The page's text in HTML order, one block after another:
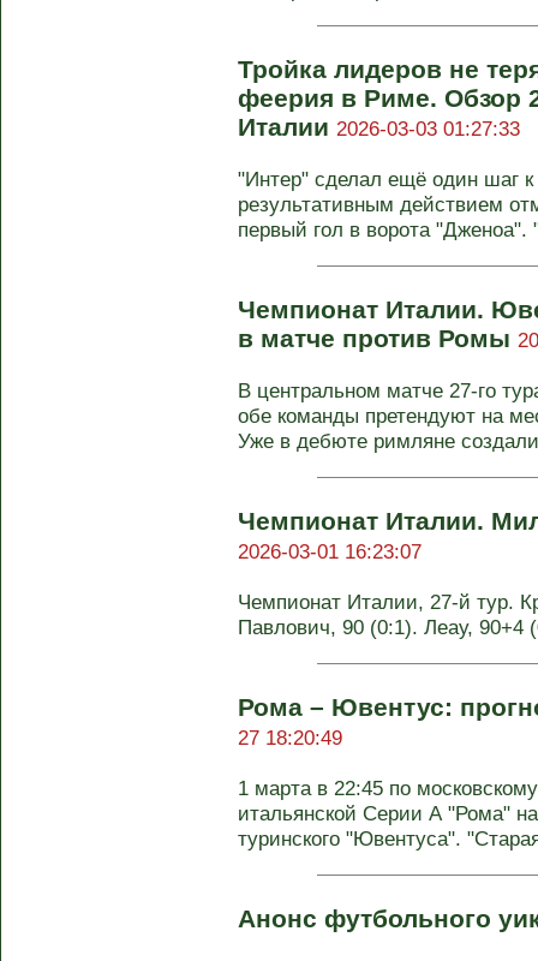
Тройка лидеров не
феерия в Риме. Обзор
Италии 2026-03-03 01:27:33
"Интер" сделал ещё один шаг
результативным действием
первый гол в ворота
Чемпионат Италии.
в матче против Ромы
В центральном матче 27-го
обе команды претендуют на
Уже в дебюте римляне
Чемпионат Италии.
2026-03-01 16:23:07
Чемпионат Италии, 27-й тур.
Павлович, 90 (0:1). Леау, 90+4
Рома – Ювентус:
27 18:20:49
1 марта в 22:45 по
итальянской Серии А "Рома"
туринского "Ювентуса".
Анонс футбольного